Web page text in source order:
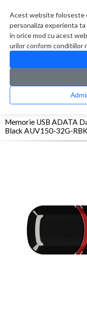
Acest website foloseste
personaliza experienta
in orice mod cu acest
urilor conform conditiilor
CATALOG
>
Memorie USB ADATA
Black AUV150-32G-RBK